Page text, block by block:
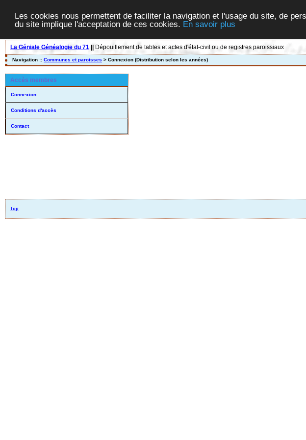
Les cookies nous permettent de faciliter la navigation et l'usage du site, de
du site implique l'acceptation de ces cookies. En savoir plus
La Géniale Généalogie du 71 Dépouillement de tables et actes d'état-civil ou de registres paroissiaux
Navigation :: Communes et paroisses > Connexion (Distribution selon les années)
Accès membres
Connexion
Conditions d'accès
Contact
Top